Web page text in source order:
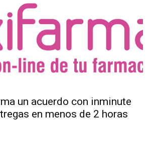
un acuerdo con inminute
en menos de 2 horas